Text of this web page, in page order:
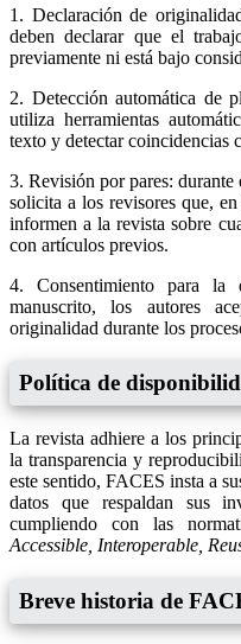
1. Declaración de
deben declarar que el
previamente ni está bajo
2. Detección automática de
utiliza herramientas
texto y detectar coincidencias
3. Revisión por pares: durante
solicita a los revisores que,
informen a la revista sobre
con artículos previos.
4. Consentimiento para
manuscrito, los autores
originalidad durante los
Política de
La revista adhiere a los
la transparencia y
este sentido, FACES insta a
datos que respaldan sus
cumpliendo con las
Accessible, Interoperable,
Breve historia de